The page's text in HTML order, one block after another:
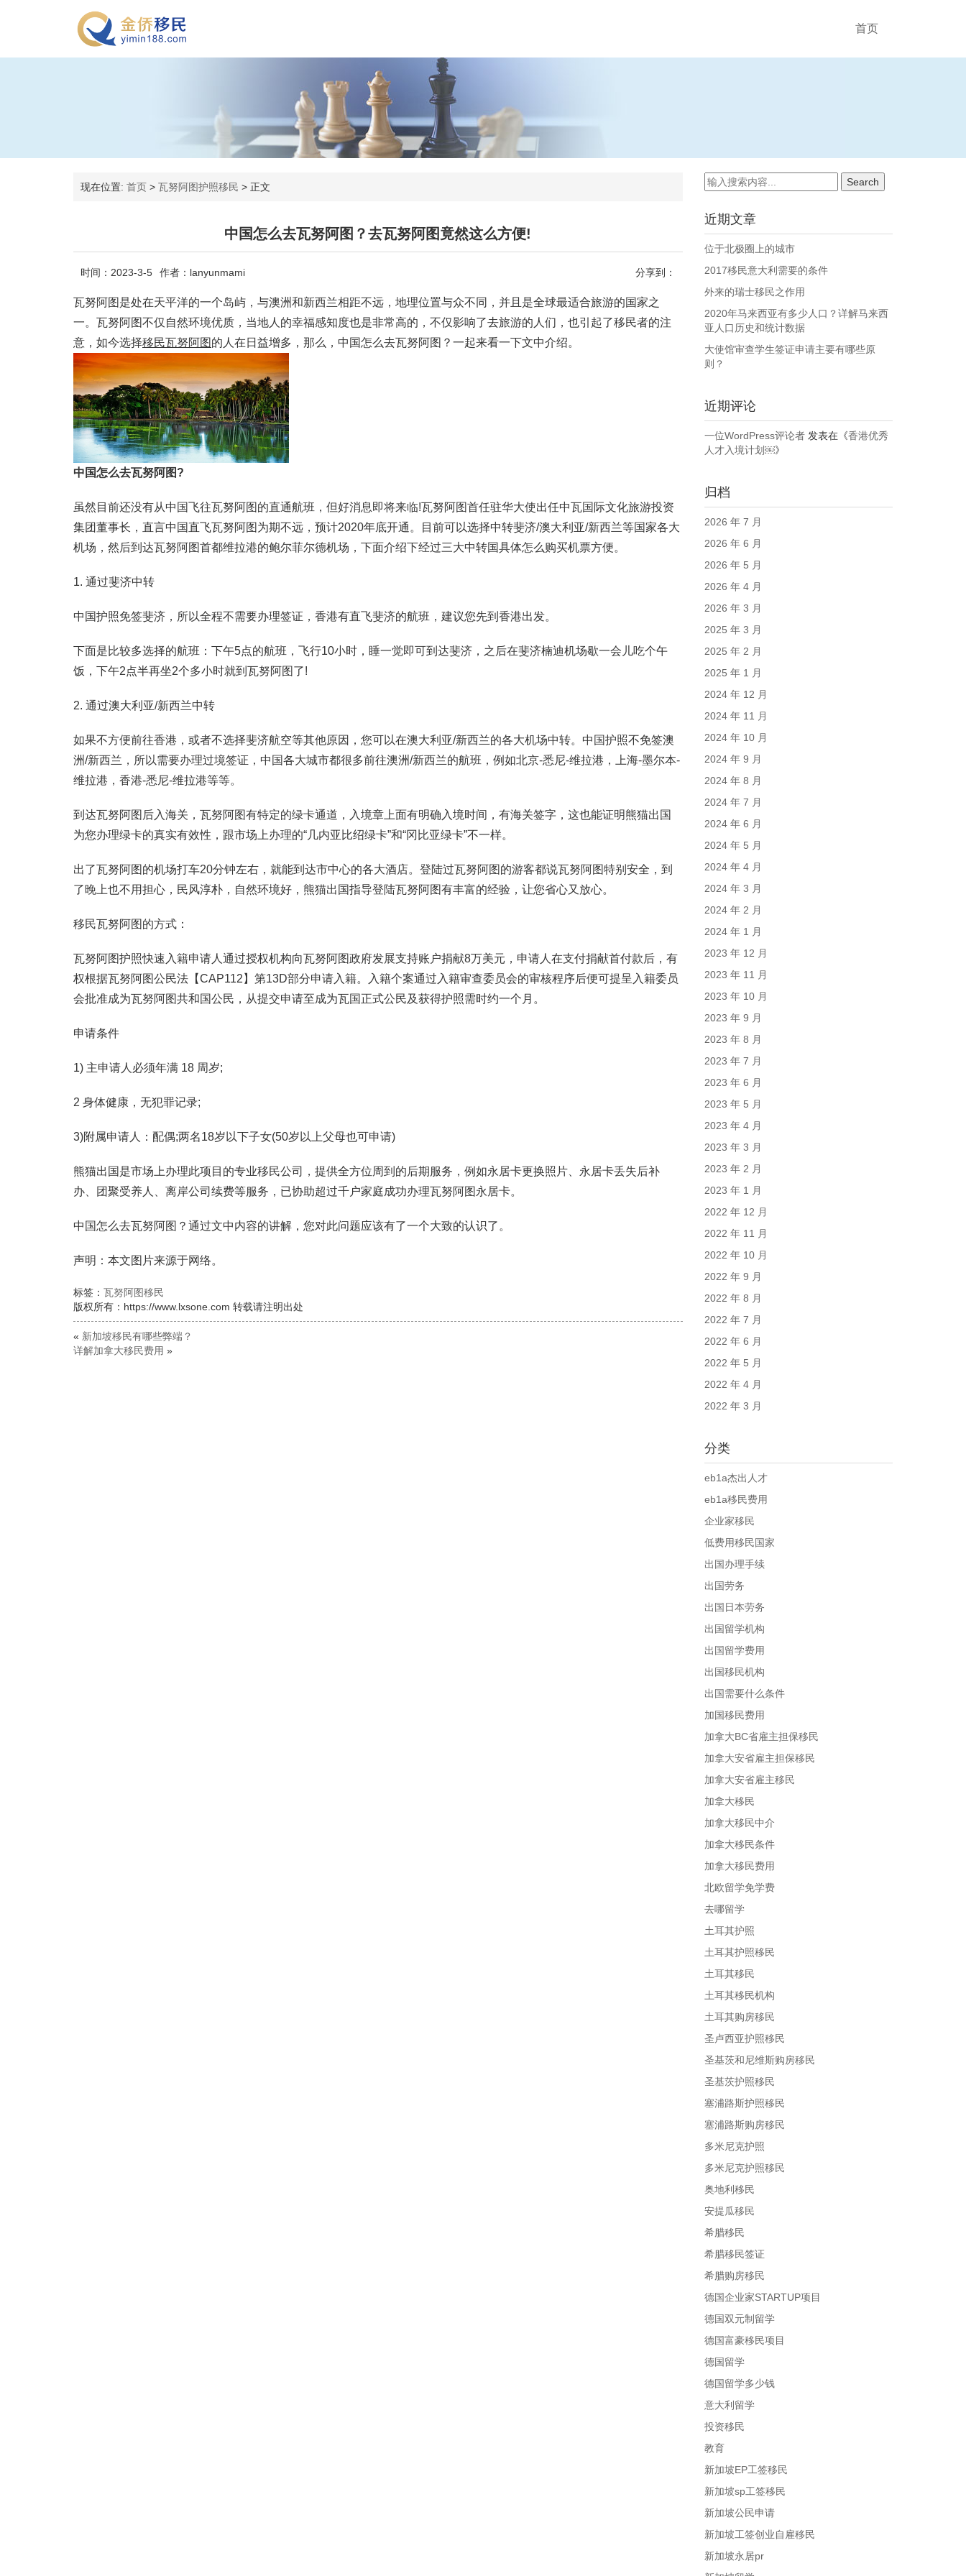
首页
现在位置: 首页 > 瓦努阿图护照移民 > 正文
中国怎么去瓦努阿图？去瓦努阿图竟然这么方便!
时间：2023-3-5 作者：lanyunmami 分享到：
瓦努阿图是处在天平洋的一个岛屿，与澳洲和新西兰相距不远，地理位置与众不同，并且是全球最适合旅游的国家之
一。瓦努阿图不仅自然环境优质，当地人的幸福感知度也是非常高的，不仅影响了去旅游的人们，也引起了移民者的注
意，如今选择移民瓦努阿图 的人在日益增多，那么，中国怎么去瓦努阿图？一起来看一下文中介绍。
中国怎么去瓦努阿图?
虽然目前还没有从中国飞往瓦努阿图的直通航班，但好消息即将来临!瓦努阿图首任驻华大使出任中瓦国际文化旅游投资
集团董事长，直言中国直飞瓦努阿图为期不远，预计2020年底开通。目前可以选择中转斐济/澳大利亚/新西兰等国家各大
机场，然后到达瓦努阿图首都维拉港的鲍尔菲尔德机场，下面介绍下经过三大中转国具体怎么购买机票方便。
1. 通过斐济中转
中国护照免签斐济，所以全程不需要办理签证，香港有直飞斐济的航班，建议您先到香港出发。
下面是比较多选择的航班：下午5点的航班，飞行10小时，睡一觉即可到达斐济，之后在斐济楠迪机场歇一会儿吃个午
饭，下午2点半再坐2个多小时就到瓦努阿图了!
2. 通过澳大利亚/新西兰中转
如果不方便前往香港，或者不选择斐济航空等其他原因，您可以在澳大利亚/新西兰的各大机场中转。中国护照不免签澳
洲/新西兰，所以需要办理过境签证，中国各大城市都很多前往澳洲/新西兰的航班，例如北京-悉尼-维拉港，上海-墨尔本-
维拉港，香港-悉尼-维拉港等等。
到达瓦努阿图后入海关，瓦努阿图有特定的绿卡通道，入境章上面有明确入境时间，有海关签字，这也能证明熊猫出国
为您办理绿卡的真实有效性，跟市场上办理的“几内亚比绍绿卡”和“冈比亚绿卡”不一样。
出了瓦努阿图的机场打车20分钟左右，就能到达市中心的各大酒店。登陆过瓦努阿图的游客都说瓦努阿图特别安全，到
了晚上也不用担心，民风淳朴，自然环境好，熊猫出国指导登陆瓦努阿图有丰富的经验，让您省心又放心。
移民瓦努阿图的方式：
瓦努阿图护照快速入籍申请人通过授权机构向瓦努阿图政府发展支持账户捐献8万美元，申请人在支付捐献首付款后，有
权根据瓦努阿图公民法【CAP112】第13D部分申请入籍。入籍个案通过入籍审查委员会的审核程序后便可提呈入籍委员
会批准成为瓦努阿图共和国公民，从提交申请至成为瓦国正式公民及获得护照需时约一个月。
申请条件
1) 主申请人必须年满 18 周岁;
2 身体健康，无犯罪记录;
3)附属申请人：配偶;两名18岁以下子女(50岁以上父母也可申请)
熊猫出国是市场上办理此项目的专业移民公司，提供全方位周到的后期服务，例如永居卡更换照片、永居卡丢失后补
办、团聚受养人、离岸公司续费等服务，已协助超过千户家庭成功办理瓦努阿图永居卡。
中国怎么去瓦努阿图？通过文中内容的讲解，您对此问题应该有了一个大致的认识了。
声明：本文图片来源于网络。
标签： 瓦努阿图移民
版权所有：https://www.lxsone.com 转载请注明出处
« 新加坡移民有哪些弊端？
详解加拿大移民费用 »
近期文章
位于北极圈上的城市
2017移民意大利需要的条件
外来的瑞士移民之作用
2020年马来西亚有多少人口？详解马来西
亚人口历史和统计数据
大使馆审查学生签证申请主要有哪些原
则？
近期评论
一位WordPress评论者发表在《香港优秀
人才入境计划￼》
归档
2026 年 7 月
2026 年 6 月
2026 年 5 月
2026 年 4 月
2026 年 3 月
2025 年 3 月
2025 年 2 月
2025 年 1 月
2024 年 12 月
2024 年 11 月
2024 年 10 月
2024 年 9 月
2024 年 8 月
2024 年 7 月
2024 年 6 月
2024 年 5 月
2024 年 4 月
2024 年 3 月
2024 年 2 月
2024 年 1 月
2023 年 12 月
2023 年 11 月
2023 年 10 月
2023 年 9 月
2023 年 8 月
2023 年 7 月
2023 年 6 月
2023 年 5 月
2023 年 4 月
2023 年 3 月
2023 年 2 月
2023 年 1 月
2022 年 12 月
2022 年 11 月
2022 年 10 月
2022 年 9 月
2022 年 8 月
2022 年 7 月
2022 年 6 月
2022 年 5 月
2022 年 4 月
2022 年 3 月
分类
eb1a杰出人才
eb1a移民费用
企业家移民
低费用移民国家
出国办理手续
出国劳务
出国日本劳务
出国留学机构
出国留学费用
出国移民机构
出国需要什么条件
加国移民费用
加拿大BC省雇主担保移民
加拿大安省雇主担保移民
加拿大安省雇主移民
加拿大移民
加拿大移民中介
加拿大移民条件
加拿大移民费用
北欧留学免学费
去哪留学
土耳其护照
土耳其护照移民
土耳其移民
土耳其移民机构
土耳其购房移民
圣卢西亚护照移民
圣基茨和尼维斯购房移民
圣基茨护照移民
塞浦路斯护照移民
塞浦路斯购房移民
多米尼克护照
多米尼克护照移民
奥地利移民
安提瓜移民
希腊移民
希腊移民签证
希腊购房移民
德国企业家STARTUP项目
德国双元制留学
德国富豪移民项目
德国留学
德国留学多少钱
意大利留学
投资移民
教育
新加坡EP工签移民
新加坡sp工签移民
新加坡公民申请
新加坡工签创业自雇移民
新加坡永居pr